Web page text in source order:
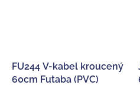
FU244 V-kabel kroucený
60cm Futaba (PVC)